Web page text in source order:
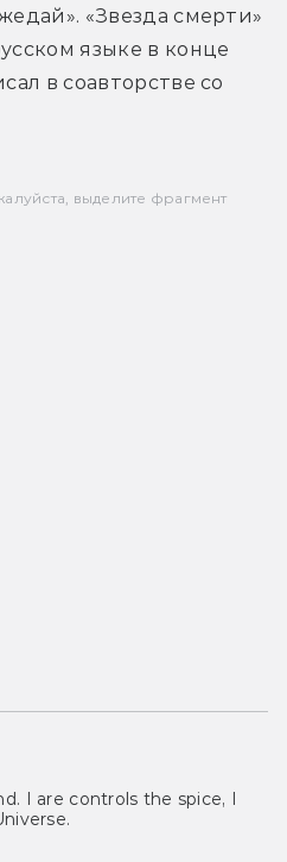
«Звезда смерти»
языке в конце
в соавторстве со
выделите фрагмент
I are controls the spice, I